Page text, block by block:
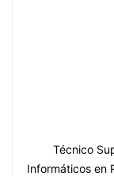
Técnico
Informáticos en